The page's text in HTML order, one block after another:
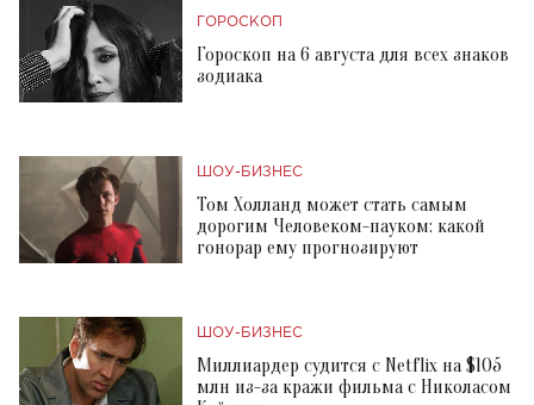
ГОРОСКОП
Гороскоп на 6 августа для всех знаков
зодиака
ШОУ-БИЗНЕС
Том Холланд может стать самым
дорогим Человеком-пауком: какой
гонорар ему прогнозируют
ШОУ-БИЗНЕС
Миллиардер судится с Netflix на $105
млн из-за кражи фильма с Николасом